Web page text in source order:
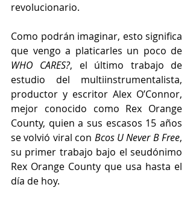
revolucionario.
Como podrán imaginar, esto significa
WHO CARES?,
el último trabajo de
estudio del multiinstrumentalista,
productor y escritor Alex O’Connor,
mejor conocido como Rex Orange
County, quien a sus escasos 15 años
se volvió viral con Bcos U Never B Free,
su primer trabajo bajo el seudónimo
Rex Orange County que usa hasta el
día de hoy.